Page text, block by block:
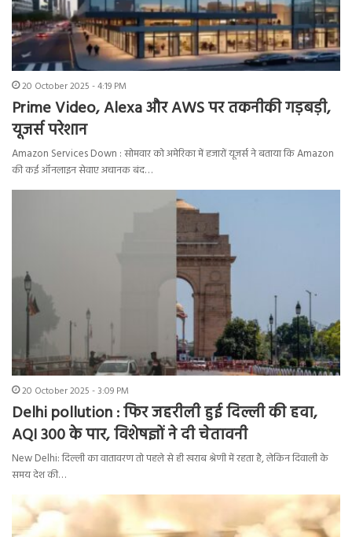
20 October 2025 - 4:19 PM
Prime Video, Alexa और AWS पर तकनीकी गड़बड़ी,
यूजर्स परेशान
Amazon Services Down : सोमवार को अमेरिका में हजारों यूजर्स ने बताया कि Amazon
की कई ऑनलाइन सेवाए अचानक बंद…
20 October 2025 - 3:09 PM
Delhi pollution : फिर जहरीली हुई दिल्ली की हवा,
AQI 300 के पार, विशेषज्ञों ने दी चेतावनी
New Delhi: दिल्ली का वातावरण तो पहले से ही खराब श्रेणी में रहता है, लेकिन दिवाली के
समय देश की…